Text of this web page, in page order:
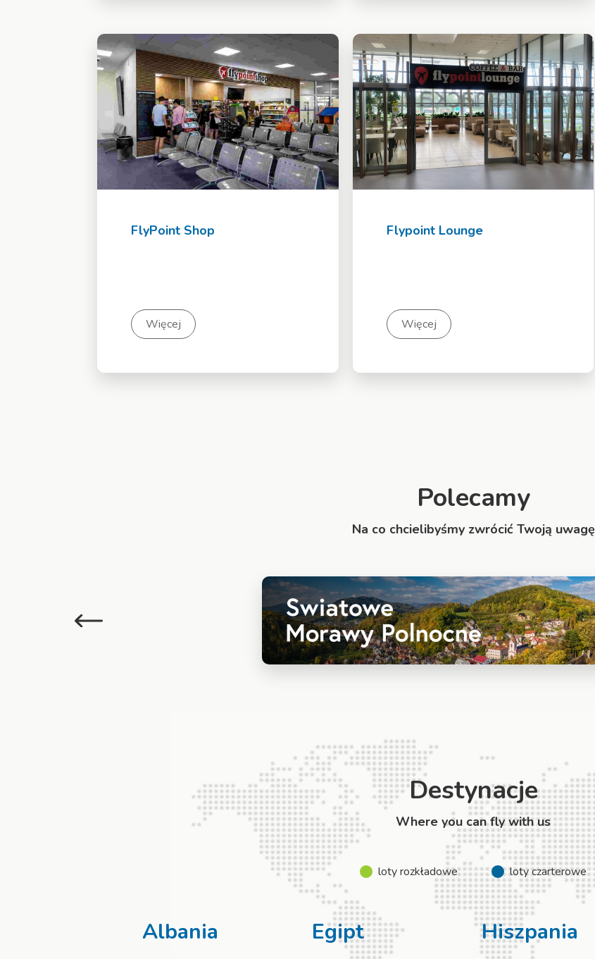
FlyPoint Shop
Więcej
Flypoint Lounge
Więcej
Polecamy
Na co chcielibyśmy zwrócić Twoją uwagę
Destynacje
Where you can fly with us
loty rozkładowe loty czarterowe
Albania Egipt Hiszpania